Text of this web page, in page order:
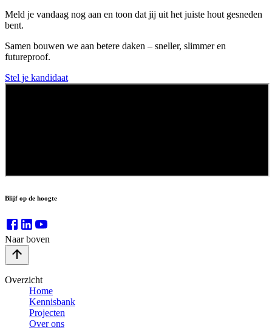
Meld je vandaag nog aan en toon dat jij uit het juiste hout gesneden
bent.
Samen bouwen we aan betere daken – sneller, slimmer en
futureproof.
Stel je kandidaat
Blijf op de hoogte
Naar boven
Overzicht
Home
Kennisbank
Projecten
Over ons